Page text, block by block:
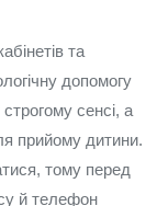
та
допомогу
сенсі, а
прийому дитини.
тому перед
й телефон